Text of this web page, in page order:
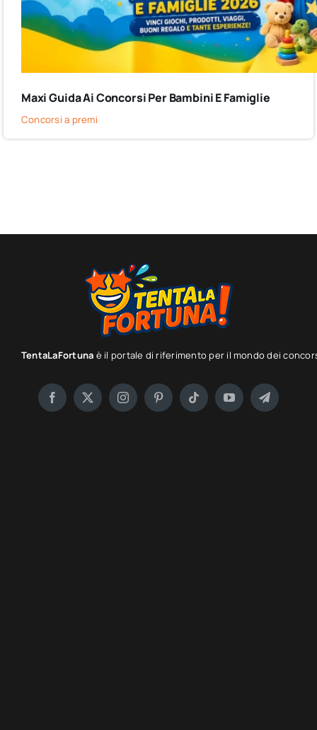
Maxi Guida Ai Concorsi Per Bambini E Famiglie
Concorsi a premi
TentaLaFortuna è il portale di riferimento per il mondo dei